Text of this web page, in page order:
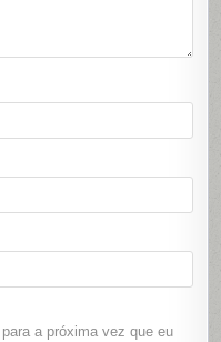
a próxima vez que eu